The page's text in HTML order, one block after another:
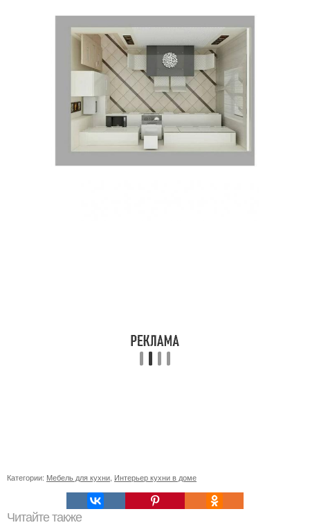
Категории: Мебель для кухни Интерьер кухни в доме
Читайте также